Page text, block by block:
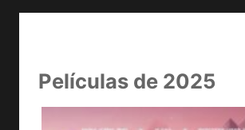
Películas de 2025